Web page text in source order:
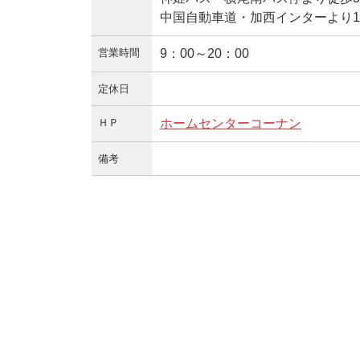
中国自動車道・加西インターより
営業時間 9：00～20：00
定休日
ＨＰ ホームセンターコーナン
備考